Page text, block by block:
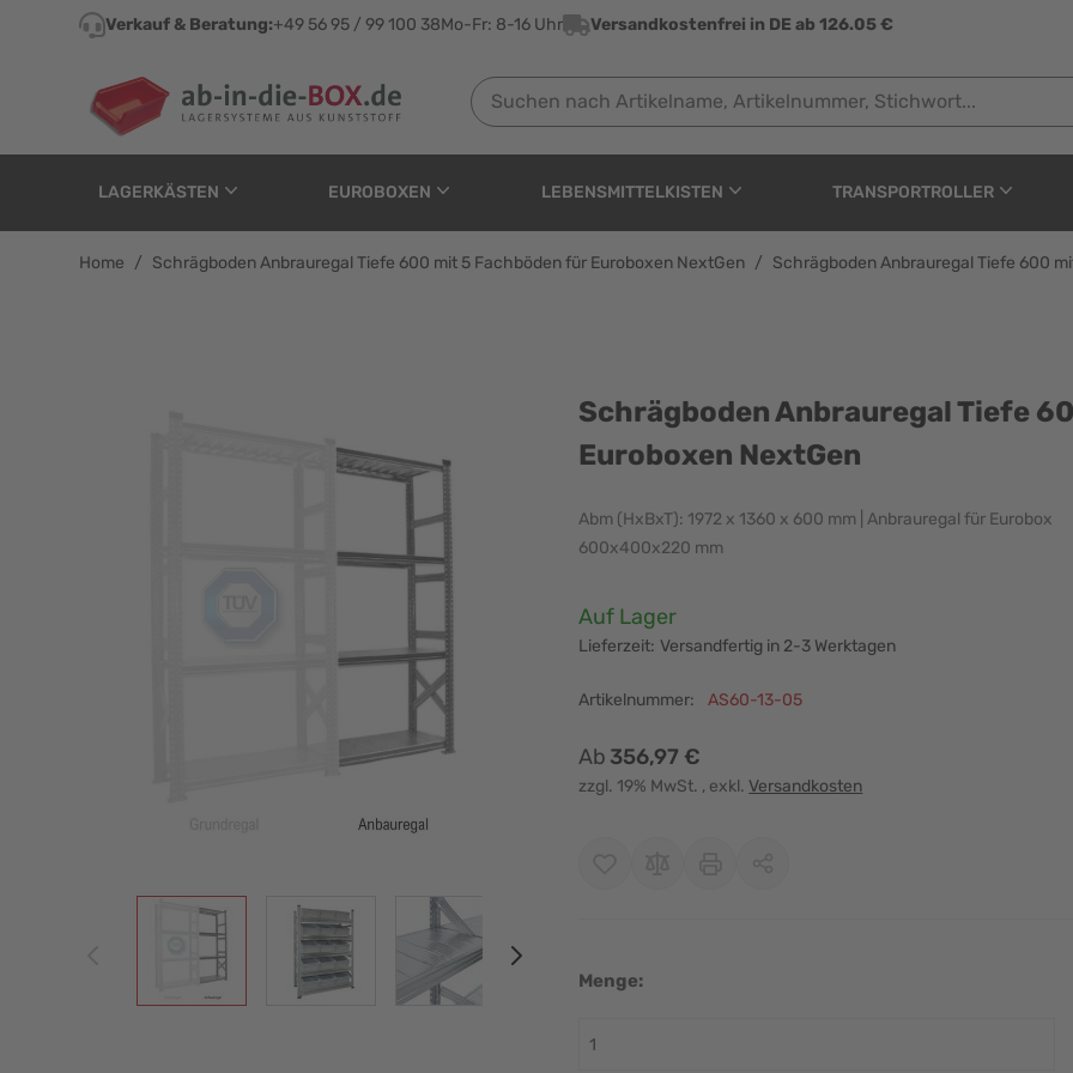
Direkt zum Inhalt
Verkauf & Beratung:+49 56 95 / 99 100 38Mo-Fr: 8-16 Uhr Versandkostenfrei in DE ab 126.05 €
Suchen nach Artikelname, Artikelnummer, Stichwort...
LAGERKÄSTEN EUROBOXEN LEBENSMITTELKISTEN TRANSPORTROLLER
Home / Schrägboden Anbrauregal Tiefe 600 mit 5 Fachböden für Euroboxen NextGen / Schrägboden Anbrauregal Tiefe 600
Schrägboden Anbrauregal Tiefe 600 mit 5
View larger imageView larger imageView larger image
Schrägboden Anbrauregal Tiefe
Euroboxen NextGen
Abm (HxBxT): 1972 x 1360 x 600 mm | Anbrauregal für Eurobox
600x400x220 mm
Verfügbarkeit:
Auf Lager
Lieferzeit: Versandfertig in 2-3 Werktagen
Artikelnummer: AS60-13-05
Ab 356,97 €
zzgl. 19% MwSt. , exkl. Versandkosten
Menge: